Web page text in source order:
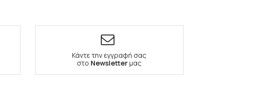
Κάντε την εγγραφή σας
στο Newsletterμας